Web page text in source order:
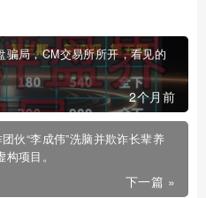
局，CM交易所所开，看见的
2个月前
伙“李成伟”洗脑并欺诈长辈养
项目。
下一篇 »